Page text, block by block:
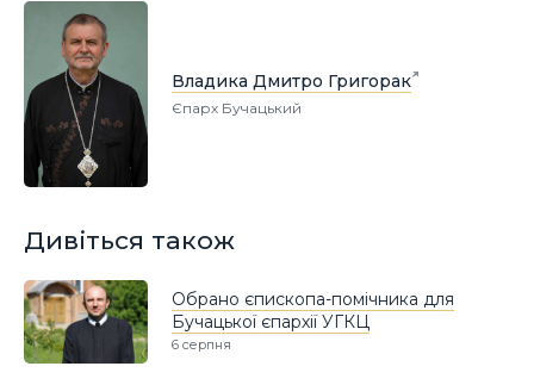
Владика Дмитро Григорак
Єпарх Бучацький
Дивіться також
Обрано єпископа-помічника для
Бучацької єпархії УГКЦ
6 серпня